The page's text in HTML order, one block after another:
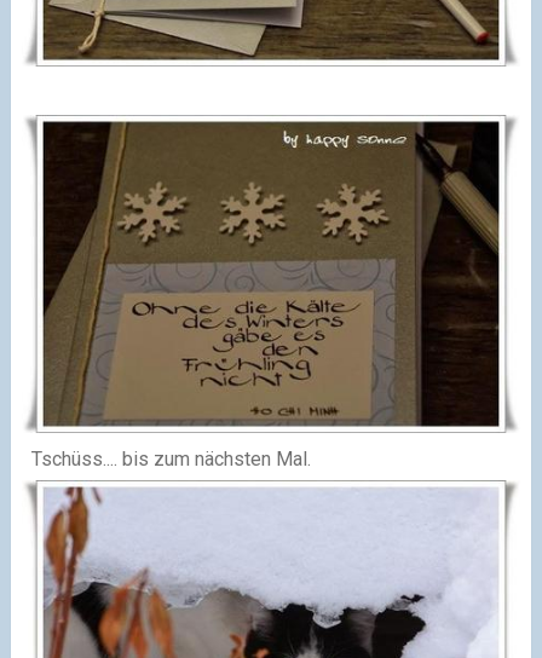
Tschüss.... bis zum nächsten Mal.